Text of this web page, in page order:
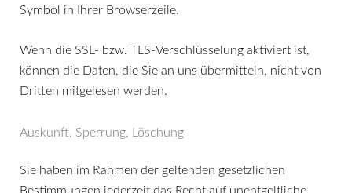
Symbol in Ihrer Browserzeile.
Wenn die SSL- bzw. TLS-Verschlüsselung aktiviert ist,
können die Daten, die Sie an uns übermitteln, nicht von
Dritten mitgelesen werden.
Auskunft, Sperrung, Löschung
Sie haben im Rahmen der geltenden gesetzlichen